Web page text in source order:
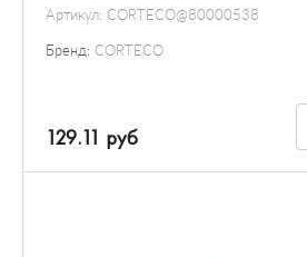
Артикул: CORTECO@80000538
Бренд: CORTECO
129.11 руб